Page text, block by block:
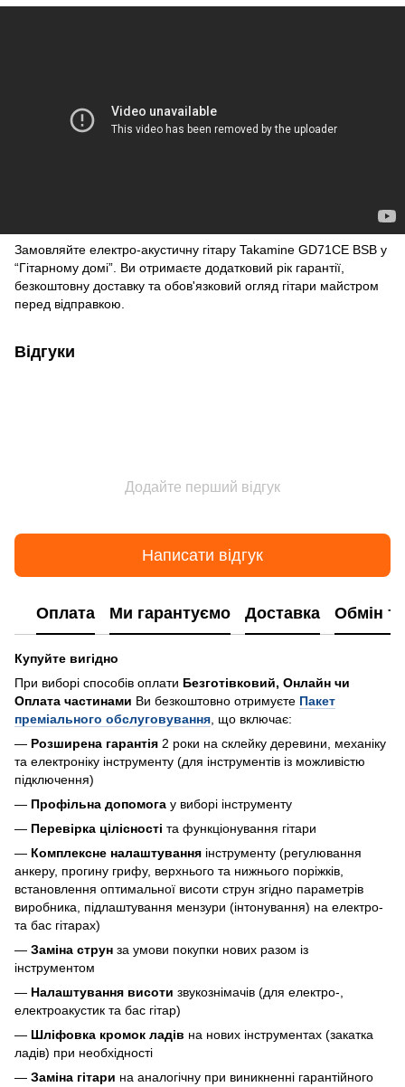
Замовляйте електро-акустичну гітару Takamine GD71CE BSB у
“Гітарному домі”. Ви отримаєте додатковий рік гарантії,
безкоштовну доставку та обов'язковий огляд гітари майстром
перед відправкою.
Відгуки
Додайте перший відгук
Написати відгук
Оплата Ми гарантуємо Доставка Обмін
Купуйте вигідно
При виборі способів оплати Безготівковий, Онлайн чи
Оплата частинами Ви безкоштовно отримуєте Пакет
преміального обслуговування, що включає:
— Розширена гарантія 2 роки на склейку деревини, механіку
та електроніку інструменту (для інструментів із можливістю
підключення)
— Профільна допомога у виборі інструменту
— Перевірка цілісності та функціонування гітари
— Комплексне налаштування інструменту (регулювання
анкеру, прогину грифу, верхнього та нижнього поріжків,
встановлення оптимальної висоти струн згідно параметрів
виробника, підлаштування мензури (інтонування) на електро-
та бас гітарах)
— Заміна струн за умови покупки нових разом із
інструментом
— Налаштування висоти звукознімачів (для електро-,
електроакустик та бас гітар)
— Шліфовка кромок ладів на нових інструментах (закатка
ладів) при необхідності
— Заміна гітари на аналогічну при виникненні гарантійного